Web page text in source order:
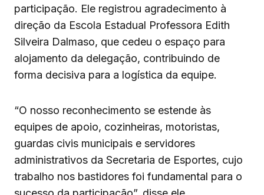
participação. Ele registrou agradecimento à
direção da Escola Estadual Professora Edith
Silveira Dalmaso, que cedeu o espaço para
alojamento da delegação, contribuindo de
forma decisiva para a logística da equipe.
“O nosso reconhecimento se estende às
equipes de apoio, cozinheiras, motoristas,
guardas civis municipais e servidores
administrativos da Secretaria de Esportes, cujo
trabalho nos bastidores foi fundamental para o